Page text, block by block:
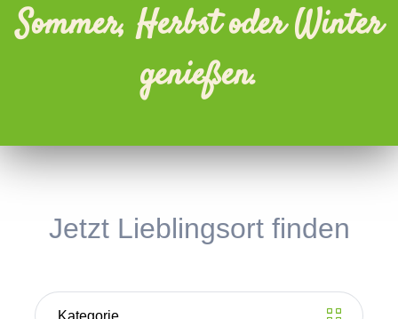
Sommer, Herbst oder Winter
genießen.
Jetzt Lieblingsort finden